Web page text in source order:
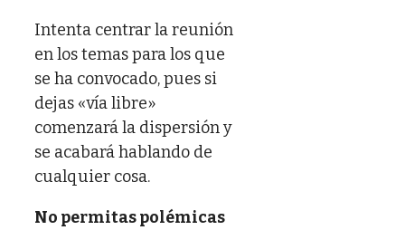
Intenta centrar la reunión
en los temas para los que
se ha convocado, pues si
dejas «vía libre»
comenzará la dispersión y
se acabará hablando de
cualquier cosa.
No permitas polémicas